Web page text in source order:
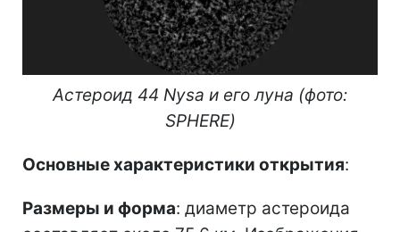
Астероид 44 Nysa и его луна (фото:
SPHERE)
Основные характеристики открытия:
Размеры и форма: диаметр астероида